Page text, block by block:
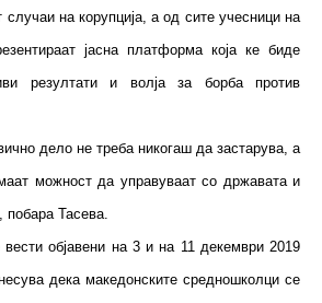
случаи на корупција, а од сите учесници на
јасна платформа која ке биде
резултати и волја за борба против
дело не треба никогаш да застарува, а
можност да управуваат со државата и
побара Тасева.
објавени на 3 и на 11 декември 2019
дека македонските средношколци се